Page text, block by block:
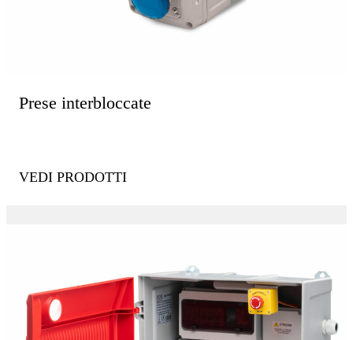
Prese interbloccate
VEDI PRODOTTI